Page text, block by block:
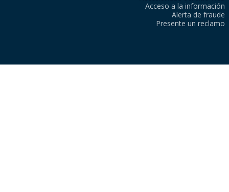
Acceso a la información
Alerta de fraude
Presente un reclamo